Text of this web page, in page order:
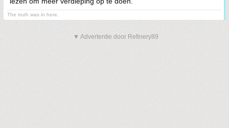
The truth was in here.
▼ Advertentie door Refinery89